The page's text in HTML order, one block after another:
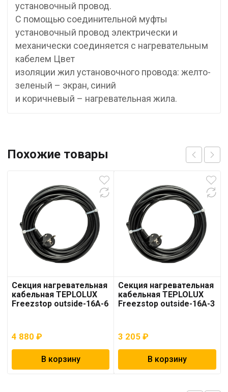
установочный провод.
С помощью соединительной муфты
установочный провод электрически и
механически соединяется с нагревательным
кабелем Цвет
изоляции жил установочного провода: желто-
зеленый – экран, синий
и коричневый – нагревательная жила.
Похожие товары
Секция нагревательная
кабельная TEPLOLUX
Freezstop outside-16A-6
4 880 ₽
В корзину
Секция нагревательная
кабельная TEPLOLUX
Freezstop outside-16A-3
3 205₽
В корзину